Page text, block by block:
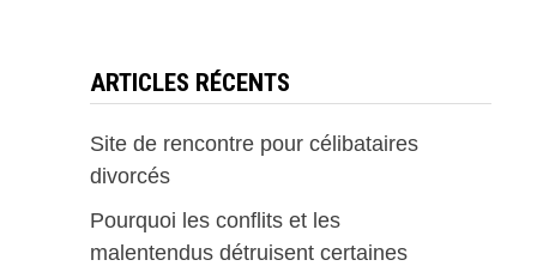
ARTICLES RÉCENTS
Site de rencontre pour célibataires
divorcés
Pourquoi les conflits et les
malentendus détruisent certaines